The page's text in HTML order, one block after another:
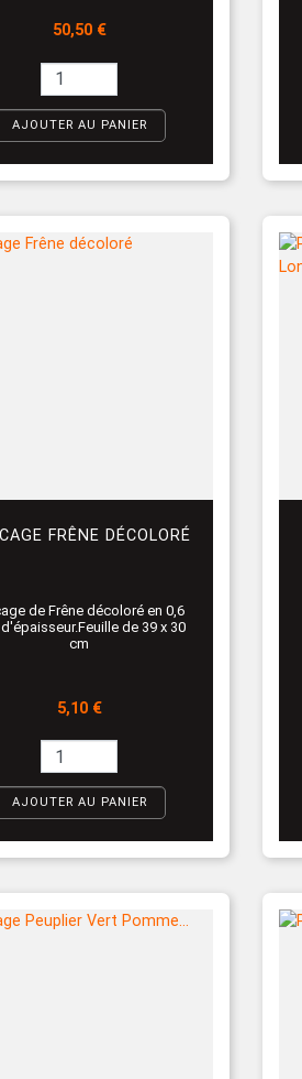
Prix
50,50 €
AJOUTER AU PANIER
FRÊNE DÉCOLORÉ
de Frêne décoloré en 0,6
de 39 x 30
cm
Prix
5,10 €
AJOUTER AU PANIER